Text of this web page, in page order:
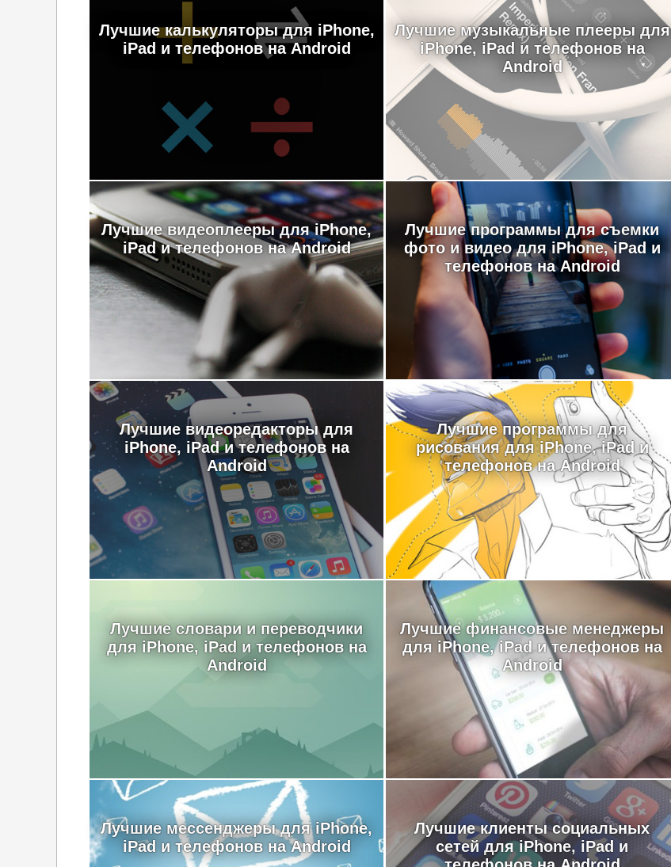
Лучшие калькуляторы для iPhone,
iPad и телефонов на Android
Лучшие музыкальные плееры для
iPhone, iPad и телефонов на
Android
Лучшие видеоплееры для iPhone,
iPad и телефонов на Android
Лучшие программы для съемки
фото и видео для iPhone, iPad и
телефонов на Android
Лучшие видеоредакторы для
iPhone, iPad и телефонов на
Android
Лучшие программы для
рисования для iPhone, iPad и
телефонов на Android
Лучшие словари и переводчики
для iPhone, iPad и телефонов на
Android
Лучшие финансовые менеджеры
для iPhone, iPad и телефонов на
Android
Лучшие мессенджеры для iPhone,
iPad и телефонов на Android
Лучшие клиенты социальных
сетей для iPhone, iPad и